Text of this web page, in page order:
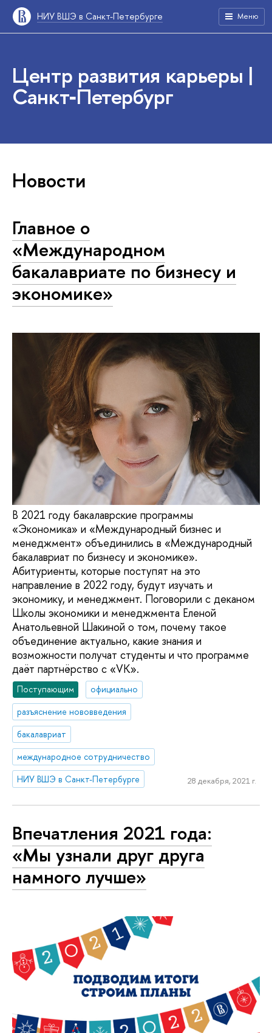
НИУ ВШЭ в Санкт-Петербурге Меню
Центр развития карьеры |
Санкт‑Петербург
Новости
Главное о
«Международном
бакалавриате по бизнесу и
экономике»
В 2021 году бакалаврские программы
«Экономика» и «Международный бизнес и
менеджмент» объединились в «Международный
бакалавриат по бизнесу и экономике».
Абитуриенты, которые поступят на это
направление в 2022 году, будут изучать и
экономику, и менеджмент. Поговорили с деканом
Школы экономики и менеджмента Еленой
Анатольевной Шакиной о том, почему такое
объединение актуально, какие знания и
возможности получат студенты и что программе
даёт партнёрство с «VK».
Поступающим
официально
разъяснение нововведения
бакалавриат
международное сотрудничество
НИУ ВШЭ в Санкт-Петербурге
28 декабря, 2021 г.
Впечатления 2021 года:
«Мы узнали друг друга
намного лучше»